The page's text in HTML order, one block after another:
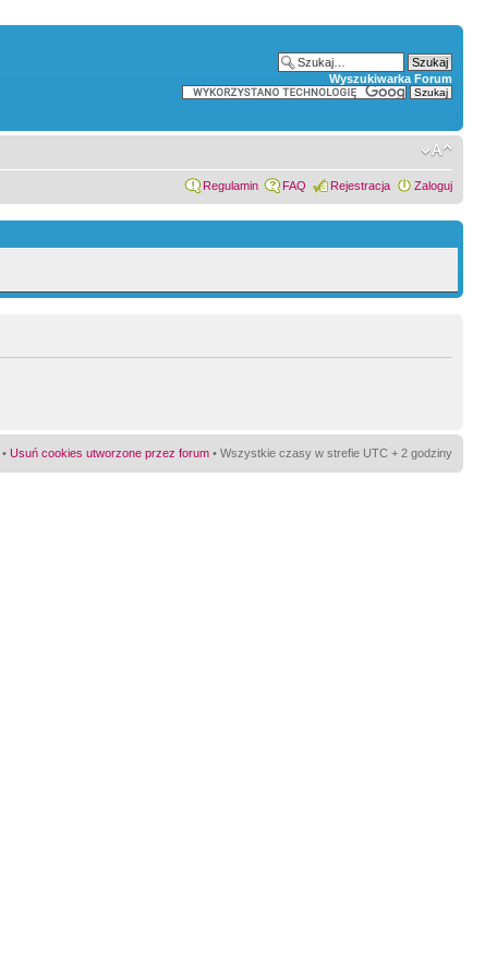
Wyszukiwarka Forum
Regulamin FAQ Rejestracja Zaloguj
• Usuń cookies utworzone przez forum • Wszystkie czasy w strefie UTC + 2 godziny